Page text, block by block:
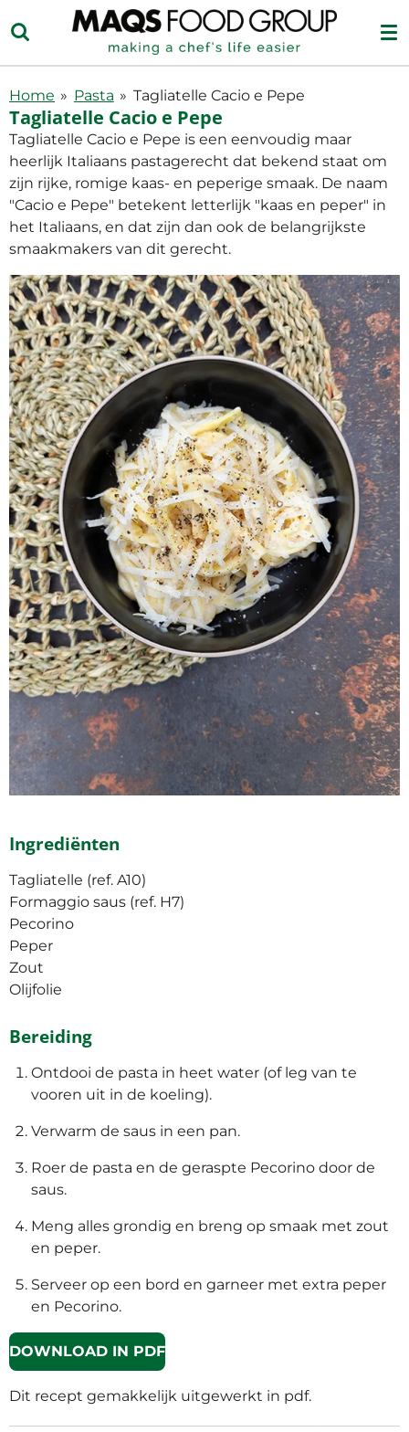
direct
naar
hoofdinhoud
Home » Pasta » Tagliatelle Cacio e Pepe
Tagliatelle Cacio e Pepe
Tagliatelle Cacio e Pepe is een eenvoudig maar
heerlijk Italiaans pastagerecht dat bekend staat om
zijn rijke, romige kaas- en peperige smaak. De naam
"Cacio e Pepe" betekent letterlijk "kaas en peper" in
het Italiaans, en dat zijn dan ook de belangrijkste
smaakmakers van dit gerecht.
Ingrediënten
Tagliatelle (ref. A10)
Formaggio saus (ref. H7)
Pecorino
Peper
Zout
Olijfolie
Bereiding
Ontdooi de pasta in heet water (of leg van te
vooren uit in de koeling).
Verwarm de saus in een pan.
Roer de pasta en de geraspte Pecorino door de
saus.
Meng alles grondig en breng op smaak met zout
en peper.
Serveer op een bord en garneer met extra peper
en Pecorino.
DOWNLOAD IN PDF
Dit recept gemakkelijk uitgewerkt in pdf.